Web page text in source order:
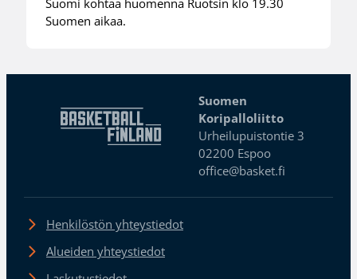
Suomi kohtaa huomenna Ruotsin klo 19.30
Suomen aikaa.
Suomen
Koripalloliitto
Urheilupuistontie 3
02200 Espoo
office@basket.fi
Henkilöstön yhteystiedot
Alueiden yhteystiedot